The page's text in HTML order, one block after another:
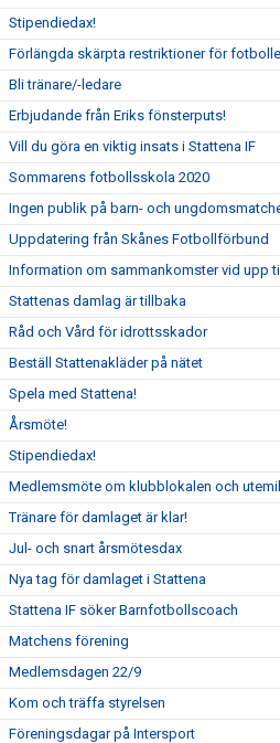
Stipendiedax!
Förlängda skärpta restriktioner för
Bli tränare/-ledare
Erbjudande från Eriks fönsterputs!
Vill du göra en viktig insats i Stattena IF
Sommarens fotbollsskola 2020
Ingen publik på barn- och
Uppdatering från Skånes Fotbollförbund
Information om sammankomster vid upp
Stattenas damlag är tillbaka
Råd och Vård för idrottsskador
Beställ Stattenakläder på nätet
Spela med Stattena!
Årsmöte!
Stipendiedax!
Medlemsmöte om klubblokalen och
Tränare för damlaget är klar!
Jul- och snart årsmötesdax
Nya tag för damlaget i Stattena
Stattena IF söker Barnfotbollscoach
Matchens förening
Medlemsdagen 22/9
Kom och träffa styrelsen
Föreningsdagar på Intersport